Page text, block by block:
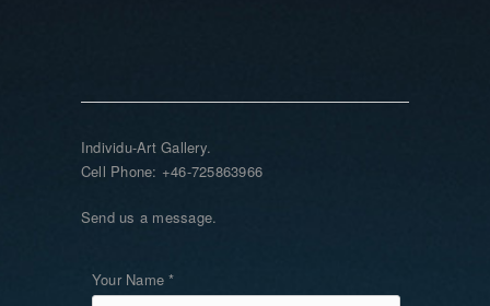
Individu-Art Gallery.
Cell Phone: +46-725863966
Send us a message.
Your Name *